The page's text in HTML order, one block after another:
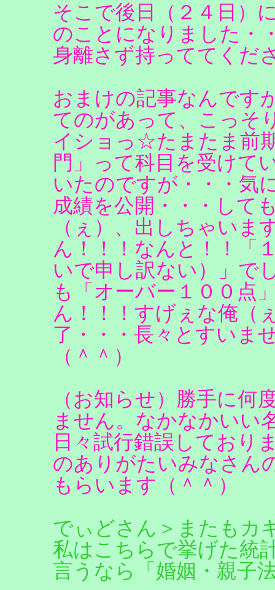
そこで後日（２４日）
のことになりました・
身離さず持っててくだ
おまけの記事なんです
てのがあって、こっそ
イショっ☆たまたま前
門」って科目を受けて
いたのですが・・・気
成績を公開・・・して
（ぇ）、出しちゃい
ん！！！なんと！！「
いで申し訳ない）」で
も「オーバー１００点
ん！！！すげぇな俺（
了・・・長々とすいま
（＾＾）
（お知らせ）勝手に何
ません。なかなかいい
日々試行錯誤しており
のありがたいみなさん
もらいます（＾＾）
でぃどさん＞またもカ
私はこちらで挙げた統
言うなら「婚姻・親子